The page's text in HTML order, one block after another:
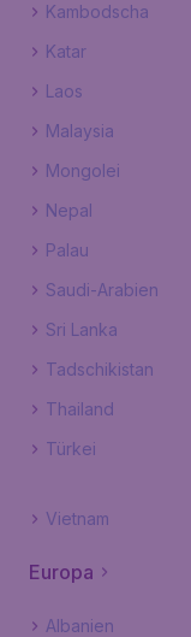
Kambodscha
Katar
Laos
Malaysia
Mongolei
Nepal
Palau
Saudi-Arabien
Sri Lanka
Tadschikistan
Thailand
Türkei
Vietnam
Europa
Albanien